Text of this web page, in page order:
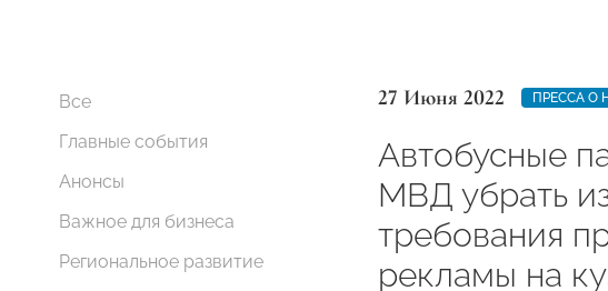
Все
Главные события
Анонсы
Важное для бизнеса
Региональное развитие
27 Июня 2022 ПРЕССА О
Автобусные
МВД убрать
требования
рекламы на